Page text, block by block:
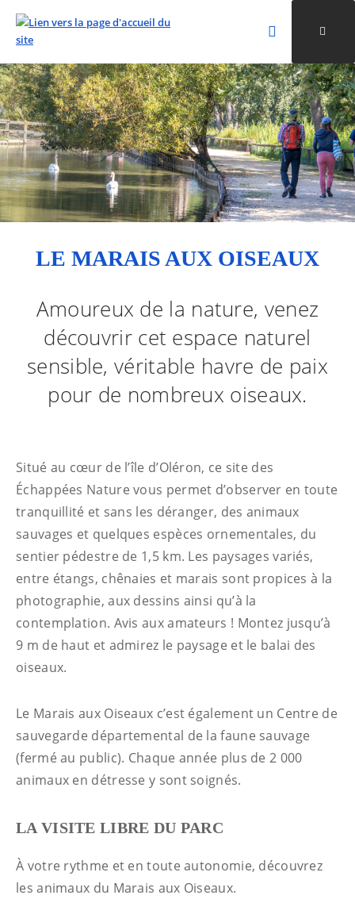
ALLER AU CONTENU
ALLER AU MENU
ALLER À LA RECHERCHE
Rechercher
Valider la
LE MARAIS AUX OISEAUX
Amoureux de la nature, venez
découvrir cet espace naturel
sensible, véritable havre de paix
pour de nombreux oiseaux.
Situé au cœur de l’île d’Oléron, ce site des
Échappées Nature vous permet d’observer en toute
tranquillité et sans les déranger, des animaux
sauvages et quelques espèces ornementales, du
sentier pédestre de 1,5 km. Les paysages variés,
entre étangs, chênaies et marais sont propices à la
photographie, aux dessins ainsi qu’à la
contemplation. Avis aux amateurs ! Montez jusqu’à
9 m de haut et admirez le paysage et le balai des
oiseaux.
Le Marais aux Oiseaux c’est également un Centre de
sauvegarde départemental de la faune sauvage
(fermé au public). Chaque année plus de 2 000
animaux en détresse y sont soignés.
LA VISITE LIBRE DU PARC
À votre rythme et en toute autonomie, découvrez
les animaux du Marais aux Oiseaux.